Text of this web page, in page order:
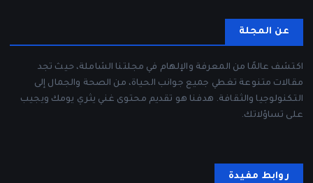
عن المجلة
اكتشف عالمًا من المعرفة والإلهام في مجلتنا الشاملة، حيث تجد
مقالات متنوعة تغطي جميع جوانب الحياة، من الصحة والجمال إلى
التكنولوجيا والثقافة. هدفنا هو تقديم محتوى غني يثري يومك ويجيب
على تساؤلاتك.
روابط مفيدة